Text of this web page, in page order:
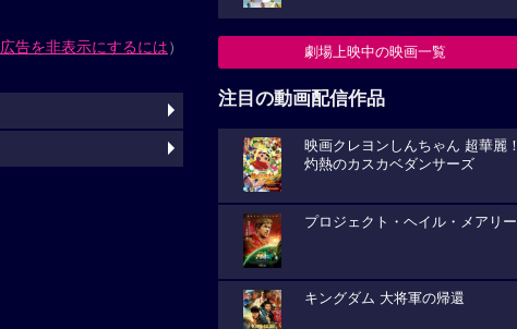
広告を非表示にするには） 劇場上映中の映画一覧
注目の動画配信作品
映画クレヨンしんちゃん 超華麗！
灼熱のカスカベダンサーズ
プロジェクト・ヘイル・メアリー
キングダム 大将軍の帰還